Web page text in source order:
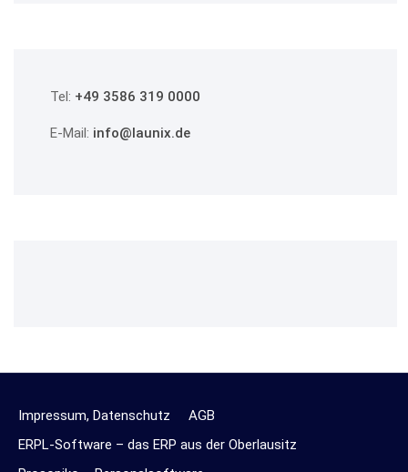
Tel: +49 3586 319 0000
E-Mail: info@launix.de
Impressum, Datenschutz
AGB
ERPL-Software – das ERP aus der Oberlausitz